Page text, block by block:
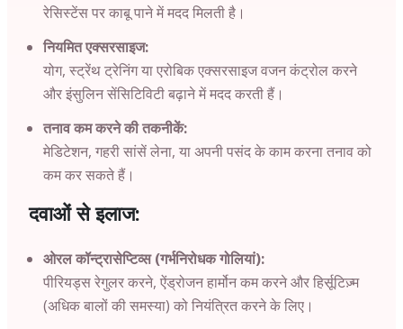
रेसिस्टेंस पर काबू पाने में मदद मिलती है।
नियमित एक्सरसाइज:
योग, स्ट्रेंथ ट्रेनिंग या एरोबिक एक्सरसाइज वजन कंट्रोल करने
और इंसुलिन सेंसिटिविटी बढ़ाने में मदद करती हैं।
तनाव कम करने की तकनीकें:
मेडिटेशन, गहरी सांसें लेना, या अपनी पसंद के काम करना तनाव को
कम कर सकते हैं।
दवाओं से इलाज:
ओरल कॉन्ट्रासेप्टिव्स (गर्भनिरोधक गोलियां):
पीरियड्स रेगुलर करने, ऐंड्रोजन हार्मोन कम करने और हिर्सूटिज़्म
(अधिक बालों की समस्या) को नियंत्रित करने के लिए।